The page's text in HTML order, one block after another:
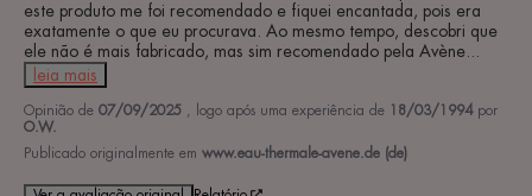
este produto me foi recomendado e fiquei encantada, pois era
exatamente o que eu procurava. Ao mesmo tempo, descobri que
ele não é mais fabricado, mas sim recomendado pela Avène
leia mais
Opinião de 07/09/2025 , logo após uma experiência de 18/03/1994 por
O.W.
Publicado originalmente em www.eau-thermale-avene.de (de)